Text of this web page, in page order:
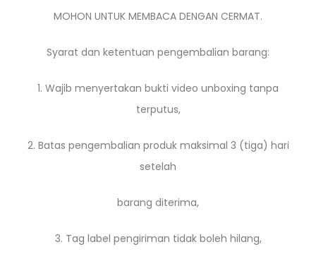
MOHON UNTUK MEMBACA DENGAN CERMAT.
Syarat dan ketentuan pengembalian barang:
1. Wajib menyertakan bukti video unboxing tanpa
terputus,
2. Batas pengembalian produk maksimal 3 (tiga) hari
setelah
barang diterima,
3. Tag label pengiriman tidak boleh hilang,